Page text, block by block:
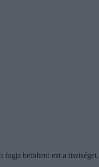
fogja betölteni ezt a tisztséget.